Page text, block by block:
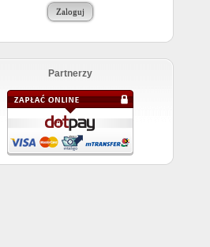
Partnerzy